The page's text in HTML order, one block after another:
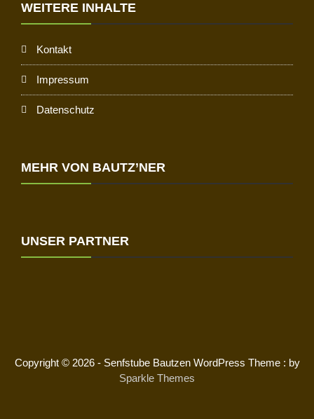
WEITERE INHALTE
Kontakt
Impressum
Datenschutz
MEHR VON BAUTZ’NER
UNSER PARTNER
Copyright © 2026 - Senfstube Bautzen WordPress Theme : by
Sparkle Themes